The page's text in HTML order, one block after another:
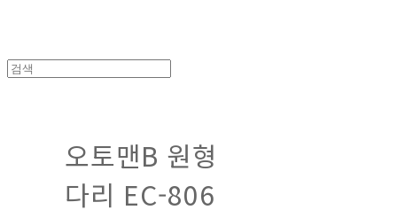
오토맨B 원형
다리 EC-806